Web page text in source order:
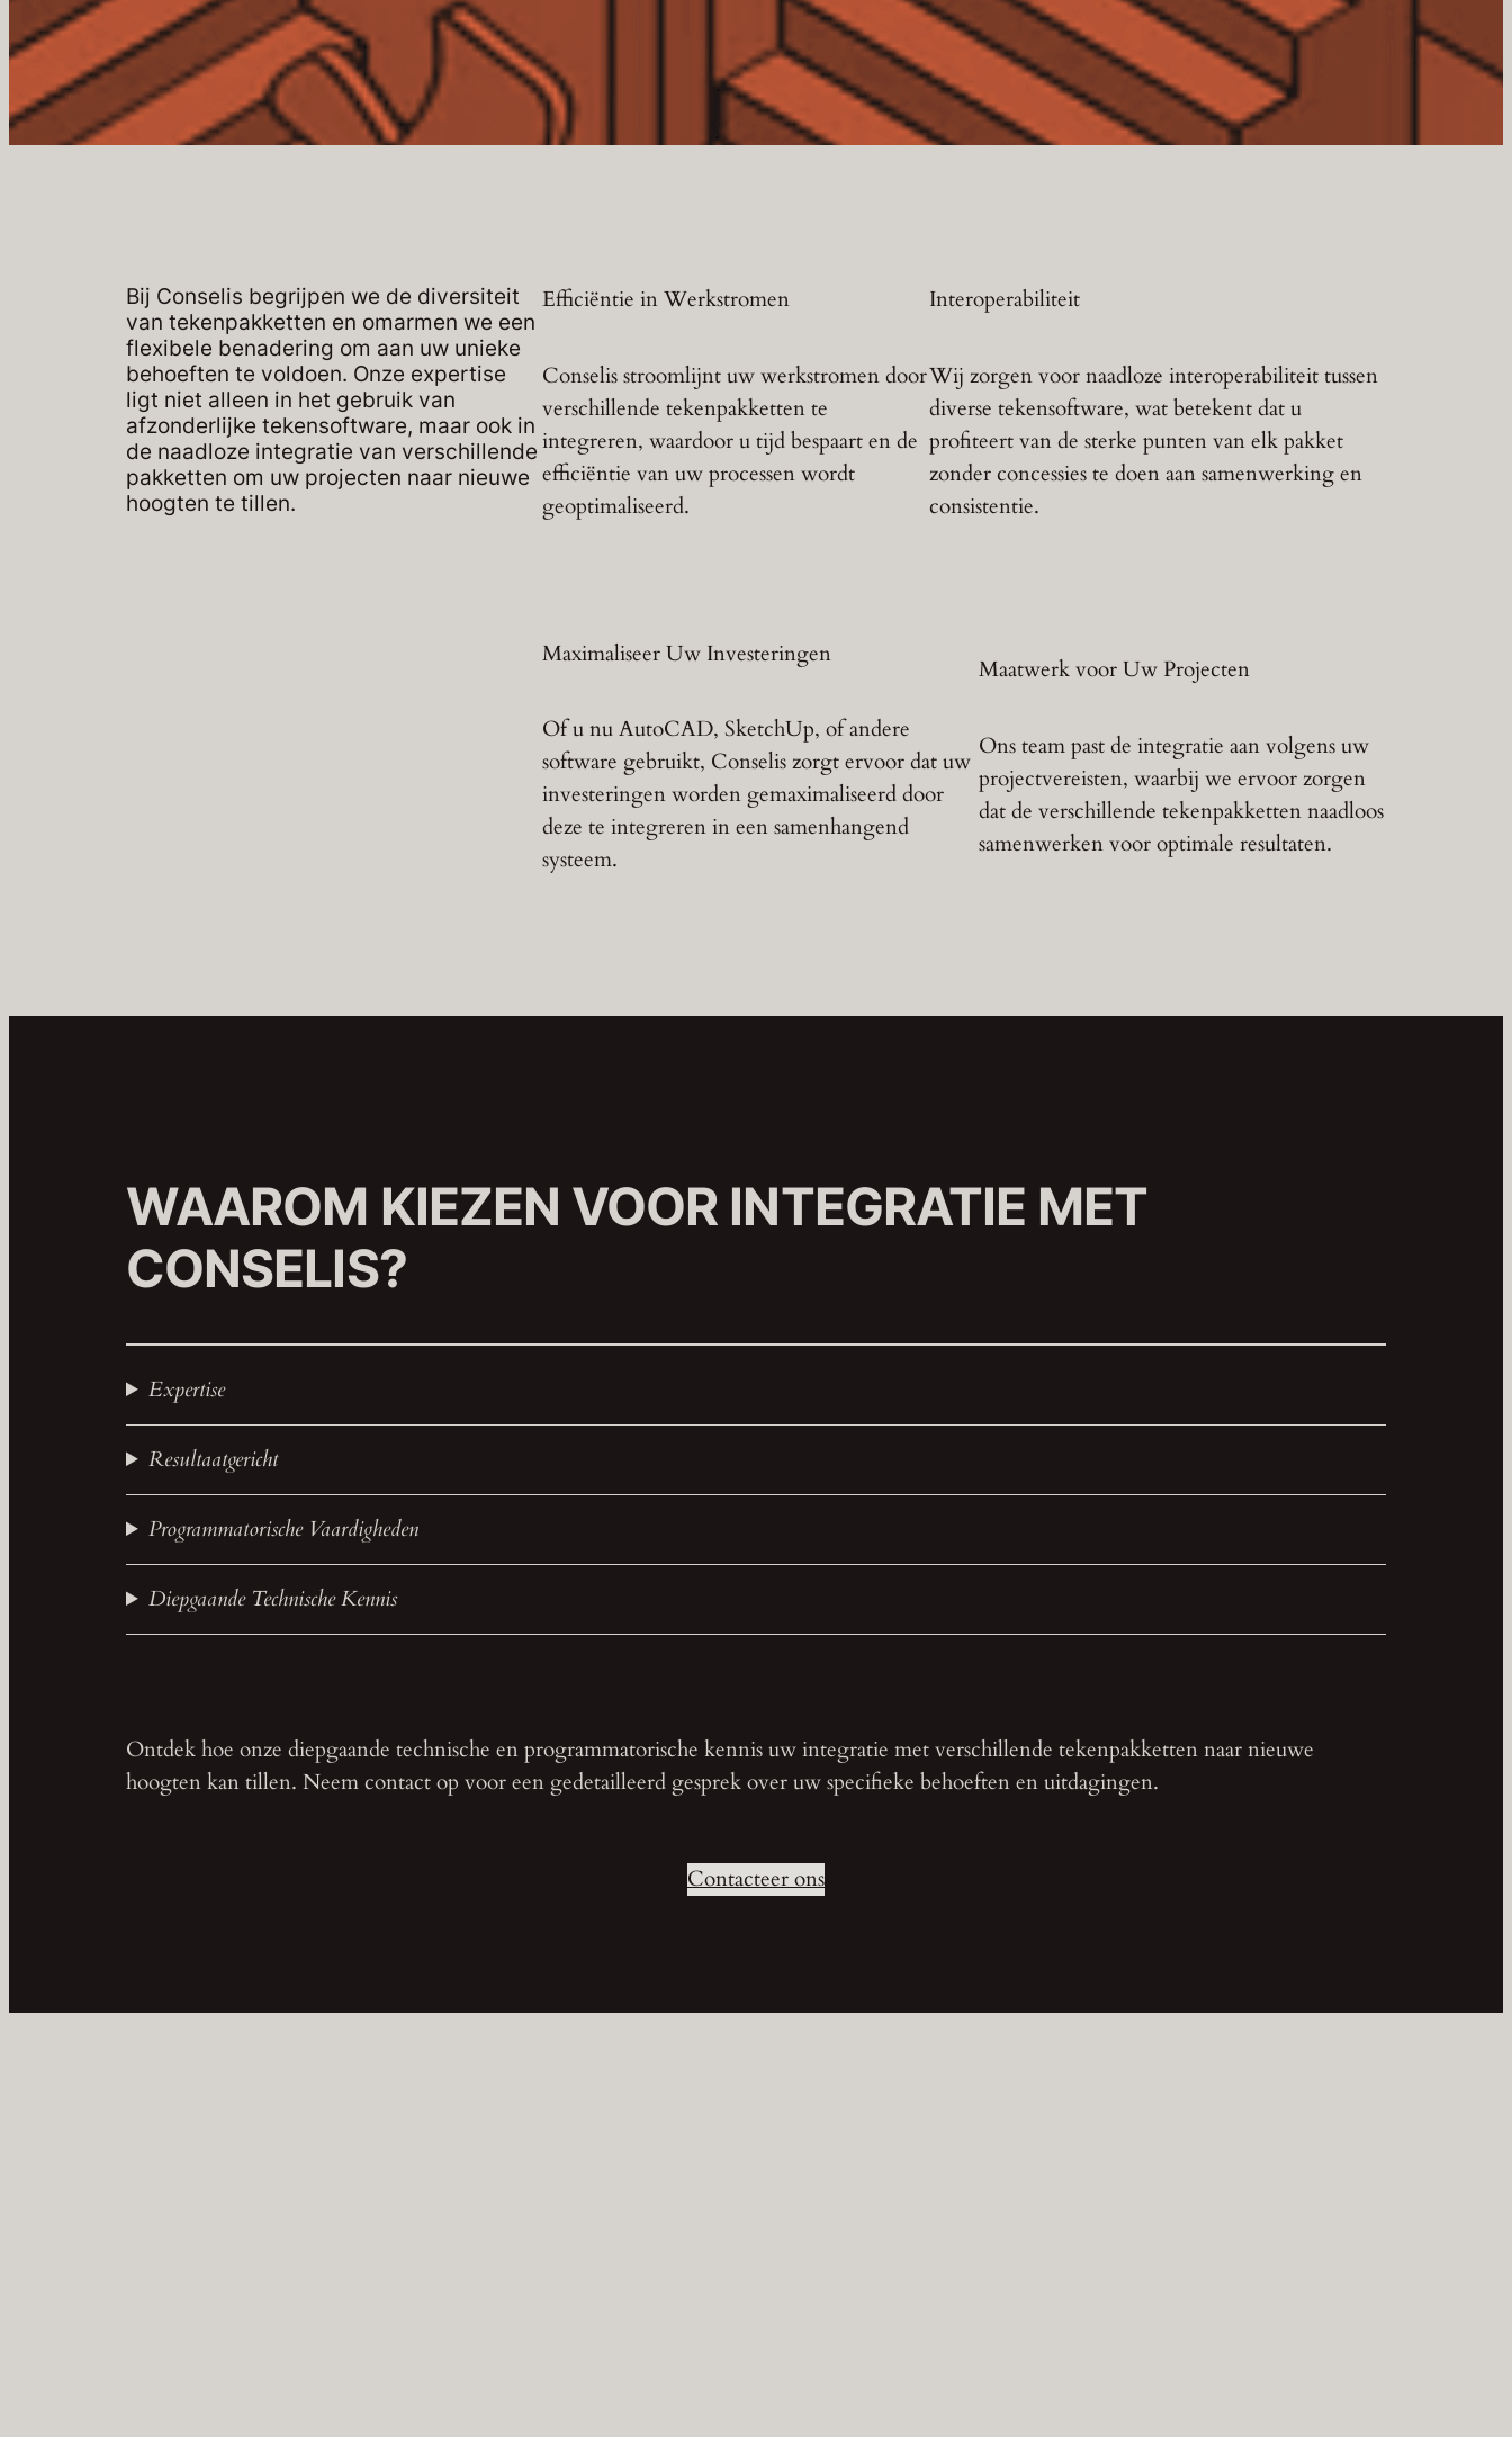
Bij Conselis begrijpen we de diversiteit
van tekenpakketten en omarmen we een
flexibele benadering om aan uw unieke
behoeften te voldoen. Onze expertise
ligt niet alleen in het gebruik van
afzonderlijke tekensoftware, maar ook in
de naadloze integratie van verschillende
pakketten om uw projecten naar nieuwe
hoogten te tillen.
Efficiëntie in Werkstromen
Conselis stroomlijnt uw werkstromen door
verschillende tekenpakketten te
integreren, waardoor u tijd bespaart en de
efficiëntie van uw processen wordt
geoptimaliseerd.
Interoperabiliteit
Wij zorgen voor naadloze interoperabiliteit tussen
diverse tekensoftware, wat betekent dat u
profiteert van de sterke punten van elk pakket
zonder concessies te doen aan samenwerking en
consistentie.
Maximaliseer Uw Investeringen
Of u nu AutoCAD, SketchUp, of andere
software gebruikt, Conselis zorgt ervoor dat uw
investeringen worden gemaximaliseerd door
deze te integreren in een samenhangend
systeem.
Maatwerk voor Uw Projecten
Ons team past de integratie aan volgens uw
projectvereisten, waarbij we ervoor zorgen
dat de verschillende tekenpakketten naadloos
samenwerken voor optimale resultaten.
WAAROM KIEZEN VOOR INTEGRATIE MET
CONSELIS?
Expertise
Resultaatgericht
Programmatorische Vaardigheden
Diepgaande Technische Kennis
Ontdek hoe onze diepgaande technische en programmatorische kennis uw integratie met verschillende tekenpakketten naar nieuwe
hoogten kan tillen. Neem contact op voor een gedetailleerd gesprek over uw specifieke behoeften en uitdagingen.
Contacteer ons